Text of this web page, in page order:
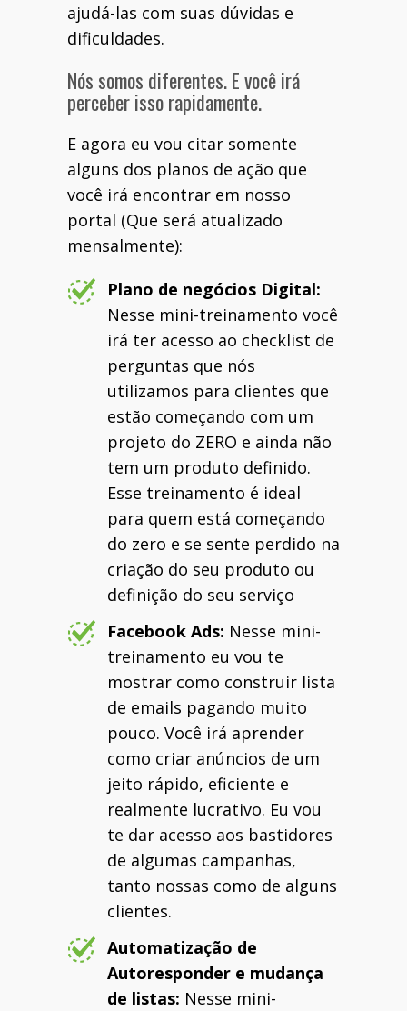
ajudá-las com suas dúvidas e
dificuldades.
Nós somos diferentes. E você irá
perceber isso rapidamente.
E agora eu vou citar somente
alguns dos planos de ação que
você irá encontrar em nosso
portal (Que será atualizado
mensalmente):
Plano de negócios Digital:
Nesse mini-treinamento você
irá ter acesso ao checklist de
perguntas que nós
utilizamos para clientes que
estão começando com um
projeto do ZERO e ainda não
tem um produto definido.
Esse treinamento é ideal
para quem está começando
do zero e se sente perdido na
criação do seu produto ou
definição do seu serviço
Facebook Ads: Nesse mini-
treinamento eu vou te
mostrar como construir lista
de emails pagando muito
pouco. Você irá aprender
como criar anúncios de um
jeito rápido, eficiente e
realmente lucrativo. Eu vou
te dar acesso aos bastidores
de algumas campanhas,
tanto nossas como de alguns
clientes.
Automatização de
Autoresponder e mudança
de listas: Nesse mini-